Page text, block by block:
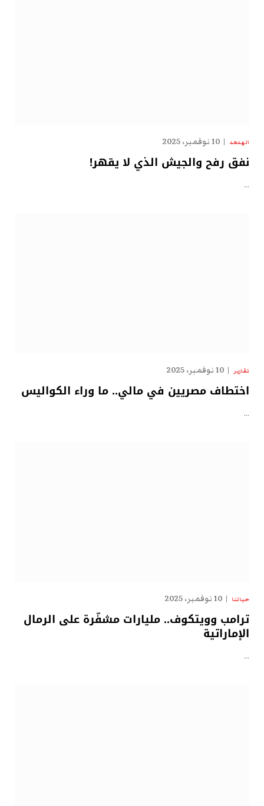
الهدهد 10 نوفمبر، 2025
نفق رفح والجيش الذي لا يقهر!
…
تقارير 10 نوفمبر، 2025
اختطاف مصريين في مالي.. ما وراء الكواليس
…
حياتنا 10 نوفمبر، 2025
ترامب وويتكوف.. مليارات مشفّرة على الرمال
الإماراتية
…